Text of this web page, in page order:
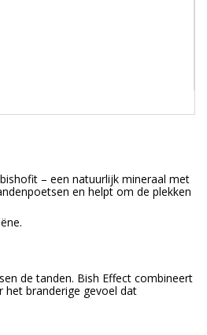
– een natuurlijk mineraal met
en helpt om de plekken
de tanden. Bish Effect combineert
branderige gevoel dat